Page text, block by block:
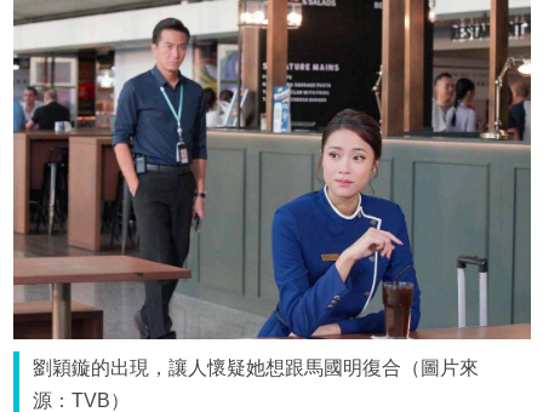
劉穎鏇的出現，讓人懷疑她想跟馬國明復合（圖片來
源：TVB）